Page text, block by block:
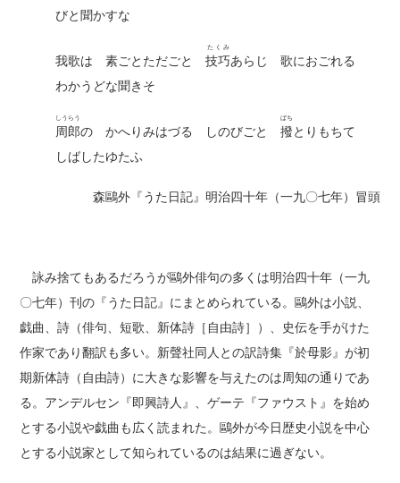
びと聞かすな
我歌は 素ごとただごと技巧
たくみ
あらじ 歌におごれる
わかうどな聞きそ
周郎
しうらう
の かへりみはづる しのびごと撥
ばち
とりもちて
しばしたゆたふ
森鷗外『うた日記』明治四十年（一九〇七年）冒頭
詠み捨てもあるだろうが鷗外俳句の多くは明治四十年（一九
〇七年）刊の『うた日記』にまとめられている。鷗外は小説、
戯曲、詩（俳句、短歌、新体詩［自由詩］）、史伝を手がけた
作家であり翻訳も多い。新聲社同人との訳詩集『於母影』が初
期新体詩（自由詩）に大きな影響を与えたのは周知の通りであ
る。アンデルセン『即興詩人』、ゲーテ『ファウスト』を始め
とする小説や戯曲も広く読まれた。鷗外が今日歴史小説を中心
とする小説家として知られているのは結果に過ぎない。